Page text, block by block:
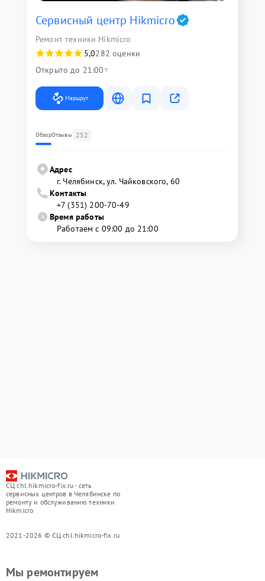
Сервисный центр Hikmicro
Ремонт техники Hikmicro
5,0282 оценки
Открыто до 21:00
Маршрут
ОбзорОтзывы 252
Адрес
г. Челябинск, ул. Чайковского, 60
Контакты
+7 (351) 200-70-49
Время работы
Работаем с 09:00 до 21:00
СЦ chl.hikmicro-fix.ru - сеть
сервисных центров в Челябинске по
ремонту и обслуживанию техники
Hikmicro
2021-2026 © СЦ chl.hikmicro-fix.ru
Мы ремонтируем